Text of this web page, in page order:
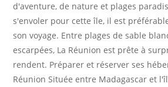
d'aventure, de nature et plages
s'envoler pour cette île, il est
son voyage. Entre plages de sable
escarpées, La Réunion est prête à
rendent. Préparer et réserver ses
Réunion Située entre Madagascar et